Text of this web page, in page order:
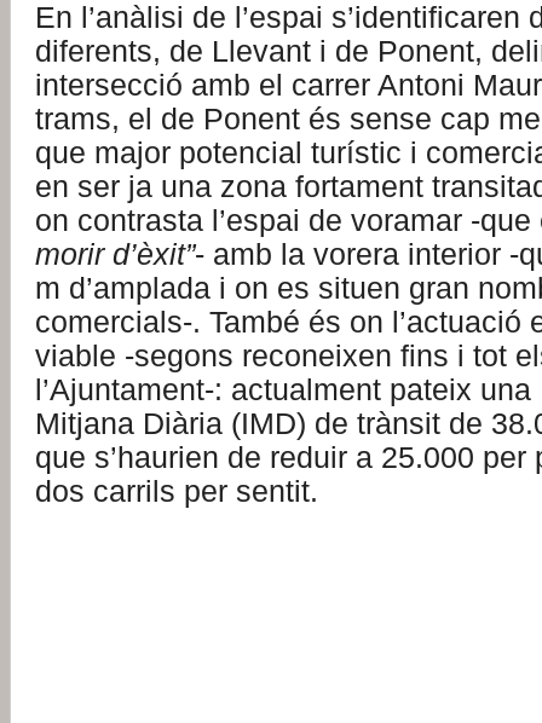
En l’anàlisi de l’espai s’identificaren
diferents, de Llevant i de Ponent,
intersecció amb el carrer Antoni
trams, el de Ponent és sense cap
que major potencial turístic i
en ser ja una zona fortament
on contrasta l’espai de voramar -
morir d’èxit”- amb la vorera interior -
m d’amplada i on es situen gran
comercials-. També és on l’actuació
viable -segons reconeixen fins i tot
l’Ajuntament-: actualment pateix
Mitjana Diària (IMD) de trànsit de
que s’haurien de reduir a 25.000 per
dos carrils per sentit.